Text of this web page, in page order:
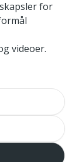
tar det
vil
av
på
for
videoer.